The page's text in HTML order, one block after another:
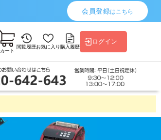
会員登録はこちら
カート
閲覧履歴お気に入り購入履歴
ログイン